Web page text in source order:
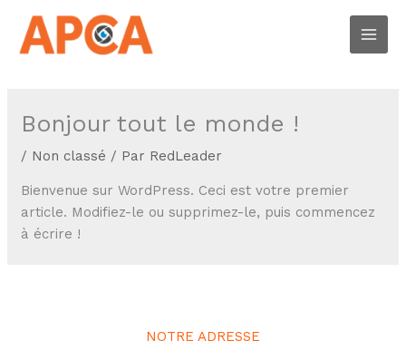
contenu
Main
Bonjour tout le monde !
/ Non classé / Par RedLeader
Bienvenue sur WordPress. Ceci est votre premier
article. Modifiez-le ou supprimez-le, puis commencez
à écrire !
NOTRE ADRESSE